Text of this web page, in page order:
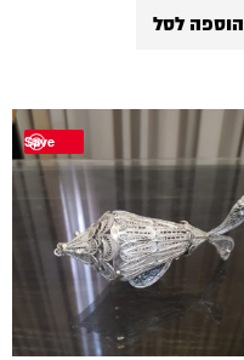
הוספה לסל
Save